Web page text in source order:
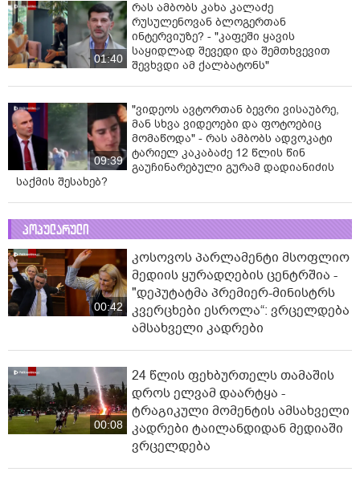
01:40
რას ამბობს კახა კალაძე
რუსულენოვან ბლოგერთან
ინტერვიუზე? - "კაფეში ყავის
საყიდლად შევედი და შემთხვევით
შევხვდი ამ ქალბატონს"
09:39
"ვიდეოს ავტორთან ბევრი ვისაუბრე,
მან სხვა ვიდეოები და ფოტოებიც
მომაწოდა" - რას ამბობს ადვოკატი
ტარიელ კაკაბაძე 12 წლის წინ
გაუჩინარებული გურამ დადიანიძის
საქმის შესახებ?
პოპულარული
00:42
კოსოვოს პარლამენტი მსოფლიო
მედიის ყურადღების ცენტრშია -
"დეპუტატმა პრემიერ-მინისტრს
კვერცხები ესროლა“: ვრცელდება
ამსახველი კადრები
00:08
24 წლის ფეხბურთელს თამაშის
დროს ელვამ დაარტყა -
ტრაგიკული მომენტის ამსახველი
კადრები ტაილანდიდან მედიაში
ვრცელდება